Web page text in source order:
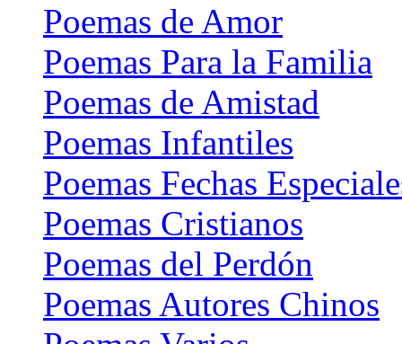
Poemas de Amor
Poemas Para la Familia
Poemas de Amistad
Poemas Infantiles
Poemas Fechas
Poemas Cristianos
Poemas del Perdón
Poemas Autores Chinos